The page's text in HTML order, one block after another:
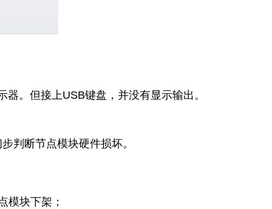
。但接上USB键盘，并没有显示输出。
判断节点模块硬件损坏。
模块下架；